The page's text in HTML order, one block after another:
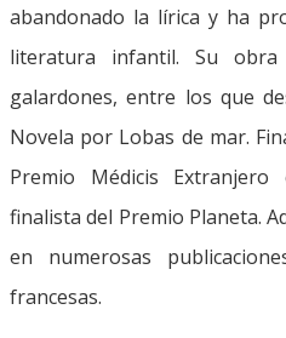
abandonado la lírica y ha
literatura infantil. Su
galardones, entre los que
Novela por Lobas de mar.
Premio Médicis
finalista del Premio Planeta.
en numerosas
francesas.